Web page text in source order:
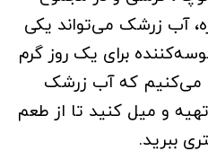
آب زرشک می‌تواند یکی
برای یک روز گرم
می‌کنیم که آب زرشک
و میل کنید تا از طعم
ببرید.